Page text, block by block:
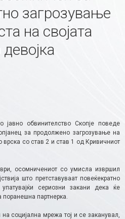
загрозување
на својата
обвинителство Скопје поведе
за продолжено загрозување на
врска со став 2 и став 1 од Кривичниот
осомничениот со умисла извршил
што претставуваат повеќекратно
сериозни закани дека ќе
поранешна партнерка.
социјална мрежа тој и се заканувал,